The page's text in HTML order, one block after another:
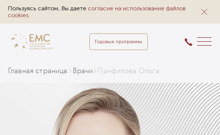
Пользуясь сайтом, Вы даете согласие на использование файлов
cookies
Годовые программы
Главная страница Врачи Панфилова Ольга